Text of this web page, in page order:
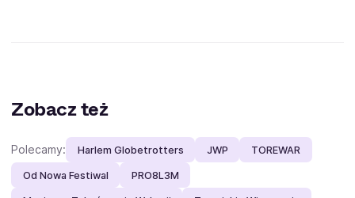
Zobacz też
Polecamy: Harlem Globetrotters JWP TOREWAR
Od Nowa Festiwal PRO8L3M